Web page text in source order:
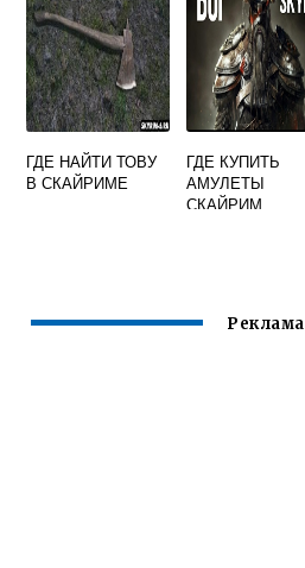
ГДЕ НАЙТИ ТОВУ
В СКАЙРИМЕ
ГДЕ КУПИТЬ
АМУЛЕТЫ
СКАЙРИМ
Реклама